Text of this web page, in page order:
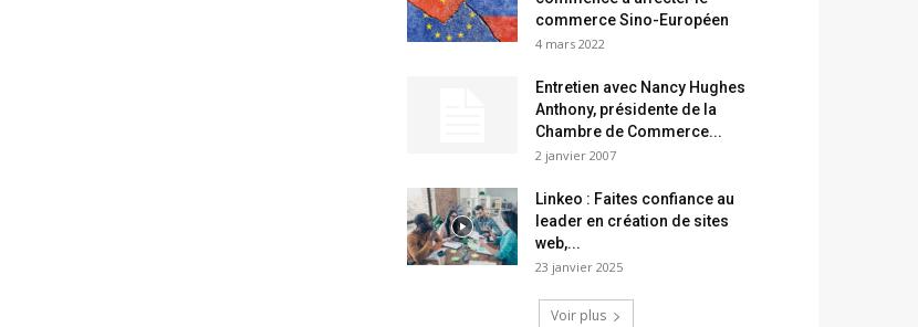
commerce Sino-Européen
4 mars 2022
Entretien avec Nancy Hughes
Anthony, présidente de la
Chambre de Commerce...
2 janvier 2007
Linkeo : Faites confiance au
leader en création de sites
web,...
23 janvier 2025
Voir plus